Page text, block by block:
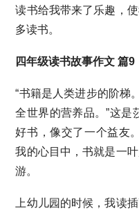
读书给我带来了乐趣，
多读书。
四年级读书故事作文 篇9
“书籍是人类进步的阶梯
全世界的营养品。”这是
好书，像交了一个益友
我的心目中，书就是一
游。
上幼儿园的时候，我读